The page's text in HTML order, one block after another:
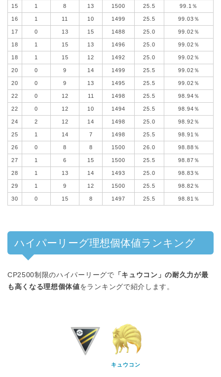
15 1 8 13 1500 25.5 99.1％
16 1 11 10 1499 25.5 99.03％
17 0 13 15 1488 25.0 99.02％
18 1 15 13 1496 25.0 99.02％
18 1 15 12 1492 25.0 99.02％
20 0 9 14 1499 25.5 99.02％
20 0 9 13 1495 25.5 99.02％
22 0 12 11 1498 25.5 98.94％
22 0 12 10 1494 25.5 98.94％
24 2 12 14 1498 25.0 98.92％
25 1 14 7 1498 25.5 98.91％
26 0 8 8 1500 26.0 98.88％
27 1 6 15 1500 25.5 98.87％
28 1 13 14 1493 25.0 98.83％
29 1 9 12 1500 25.5 98.82％
30 0 15 8 1497 25.5 98.81％
ハイパーリーグ理想個体値ランキング
CP2500制限のハイパーリーグで 「キュウコン」の耐久力が最
も高くなる理想個体値をランキングで紹介します。
キュウコン